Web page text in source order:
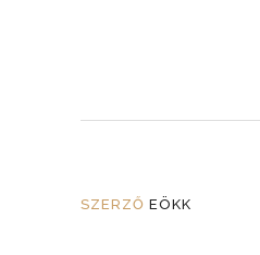
SZERZŐ EÖKK